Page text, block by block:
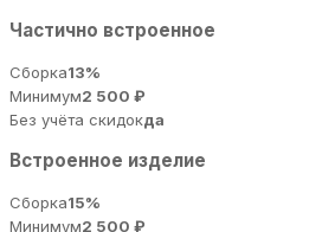
Частично встроенное
Сборка13%
Минимум2 500 ₽
Без учёта скидокда
Встроенное изделие
Сборка15%
Минимум2 500 ₽